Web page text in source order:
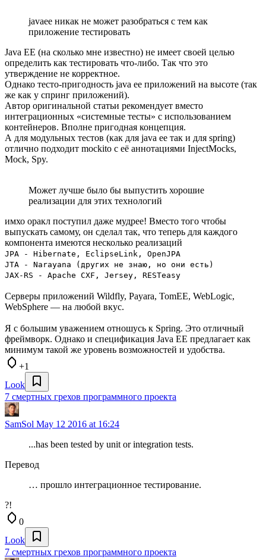
javaee никак не может разобраться с тем как
приложение тестировать
Java EE (на сколько мне известно) не имеет своей целью
определить как тестировать что-либо. Так что это
утверждение не корректное.
Однако тесто-пригодность java ee приложений на высоте (так
же как у спринг приложений).
Автор оригинальной статьи рекомендует вместо
интеграционных «системные тесты» с использованием
контейнеров. Вполне пригодная концепция.
А для модульных тестов (как для java ee так и для spring)
отлично подходит mockito с её аннотациями InjectMocks,
Mock, Spy.
Может лучше было бы выпустить хорошие
реализации для этих технологий
имхо оракл поступил даже мудрее! Вместо того чтобы
выпускать самому, он сделал так, что теперь для каждого
компонента имеются несколько реализаций
JPA - Hibernate, EclipseLink, OpenJPA
JTA - Narayana (других не знаю, но они есть)
JAX-RS - Apache CXF, Jersey, RESTeasy
Серверы приложений Wildfly, Payara, TomEE, WebLogic,
WebSphere — на любой вкус.
Я с большим уважением отношусь к Spring. Это отличный
фреймворк. Однако и спецификация Java EE предлагает как
минимум такой же уровень возможностей и удобства.
+1
Look
7 смертных грехов программного проекта
SamSol May 12 2016 at 16:24
...has been tested by unit or integration tests.
Перевод
… прошло интеграционное тестирование.
?!
0
Look
7 смертных грехов программного проекта